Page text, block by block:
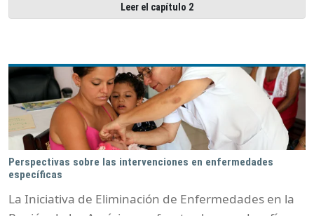
Leer el capítulo 2
Perspectivas sobre las intervenciones en enfermedades
específicas
La Iniciativa de Eliminación de Enfermedades en la